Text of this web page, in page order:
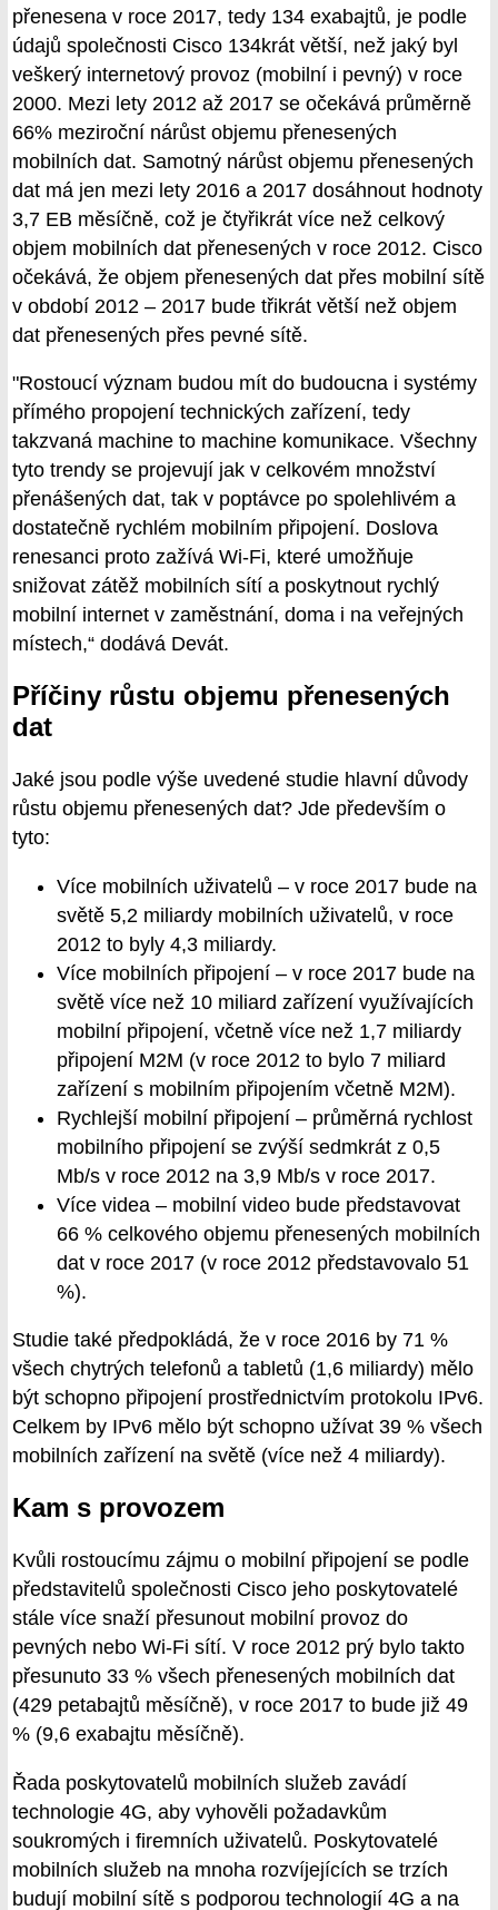
přenesena v roce 2017, tedy 134 exabajtů, je podle
údajů společnosti Cisco 134krát větší, než jaký byl
veškerý internetový provoz (mobilní i pevný) v roce
2000. Mezi lety 2012 až 2017 se očekává průměrně
66% meziroční nárůst objemu přenesených
mobilních dat. Samotný nárůst objemu přenesených
dat má jen mezi lety 2016 a 2017 dosáhnout hodnoty
3,7 EB měsíčně, což je čtyřikrát více než celkový
objem mobilních dat přenesených v roce 2012. Cisco
očekává, že objem přenesených dat přes mobilní sítě
v období 2012 – 2017 bude třikrát větší než objem
dat přenesených přes pevné sítě.
"Rostoucí význam budou mít do budoucna i systémy
přímého propojení technických zařízení, tedy
takzvaná machine to machine komunikace. Všechny
tyto trendy se projevují jak v celkovém množství
přenášených dat, tak v poptávce po spolehlivém a
dostatečně rychlém mobilním připojení. Doslova
renesanci proto zažívá Wi-Fi, které umožňuje
snižovat zátěž mobilních sítí a poskytnout rychlý
mobilní internet v zaměstnání, doma i na veřejných
místech,“ dodává Devát.
Příčiny růstu objemu přenesených
dat
Jaké jsou podle výše uvedené studie hlavní důvody
růstu objemu přenesených dat? Jde především o
tyto:
Více mobilních uživatelů – v roce 2017 bude na
světě 5,2 miliardy mobilních uživatelů, v roce
2012 to byly 4,3 miliardy.
Více mobilních připojení – v roce 2017 bude na
světě více než 10 miliard zařízení využívajících
mobilní připojení, včetně více než 1,7 miliardy
připojení M2M (v roce 2012 to bylo 7 miliard
zařízení s mobilním připojením včetně M2M).
Rychlejší mobilní připojení – průměrná rychlost
mobilního připojení se zvýší sedmkrát z 0,5
Mb/s v roce 2012 na 3,9 Mb/s v roce 2017.
Více videa – mobilní video bude představovat
66 % celkového objemu přenesených mobilních
dat v roce 2017 (v roce 2012 představovalo 51
%).
Studie také předpokládá, že v roce 2016 by 71 %
všech chytrých telefonů a tabletů (1,6 miliardy) mělo
být schopno připojení prostřednictvím protokolu IPv6.
Celkem by IPv6 mělo být schopno užívat 39 % všech
mobilních zařízení na světě (více než 4 miliardy).
Kam s provozem
Kvůli rostoucímu zájmu o mobilní připojení se podle
představitelů společnosti Cisco jeho poskytovatelé
stále více snaží přesunout mobilní provoz do
pevných nebo Wi-Fi sítí. V roce 2012 prý bylo takto
přesunuto 33 % všech přenesených mobilních dat
(429 petabajtů měsíčně), v roce 2017 to bude již 49
% (9,6 exabajtu měsíčně).
Řada poskytovatelů mobilních služeb zavádí
technologie 4G, aby vyhověli požadavkům
soukromých i firemních uživatelů. Poskytovatelé
mobilních služeb na mnoha rozvíjejících se trzích
budují mobilní sítě s podporou technologií 4G a na